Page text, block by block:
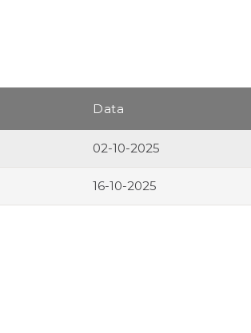
Data
02-10-2025
16-10-2025